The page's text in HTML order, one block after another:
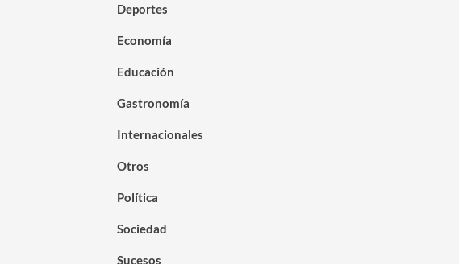
Deportes
Economía
Educación
Gastronomía
Internacionales
Otros
Política
Sociedad
Sucesos